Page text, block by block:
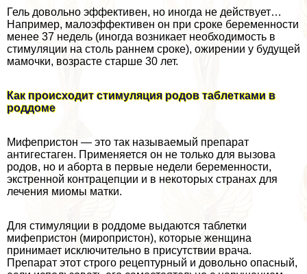
Гель довольно эффективен, но иногда не действует…
Например, малоэффективен он при сроке беременности
менее 37 недель (иногда возникает необходимость в
стимуляции на столь раннем сроке), ожирении у будущей
мамочки, возрасте старше 30 лет.
Как происходит стимуляция родов таблетками в
роддоме
Мифепристон — это так называемый препарат
антигестаген. Применяется он не только для вызова
родов, но и aбopта в первые недели беременности,
экстренной кoнтpaцепции и в некоторых странах для
лечения миомы матки.
Для стимуляции в роддоме выдаются таблетки
мифепристон (миропристон), которые женщина
принимает исключительно в присутствии врача.
Препарат этот строго рецептурный и довольно опасный,